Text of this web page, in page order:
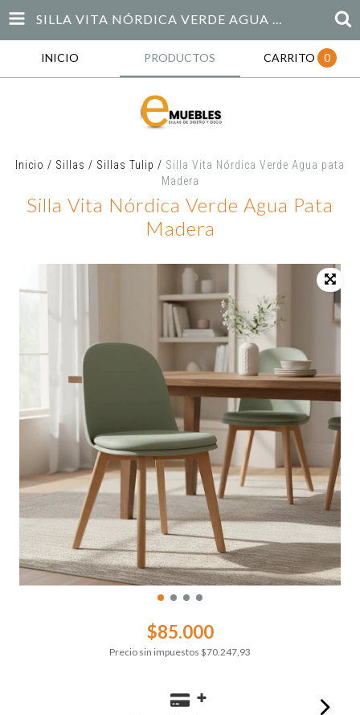
SILLA VITA NÓRDICA VERDE AGUA PATA MADERA
INICIO PRODUCTOS CARRITO 0
Inicio / Sillas / Sillas Tulip / Silla Vita Nórdica Verde Agua pata
Madera
Silla Vita Nórdica Verde Agua Pata
Madera
$85.000
Precio sin impuestos $70.247,93